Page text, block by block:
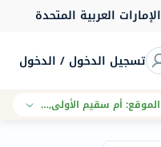
الإمارات العربية المتحدة
تسجيل الدخول / الدخول
الموقع:أم سقيم الأولى, دبي